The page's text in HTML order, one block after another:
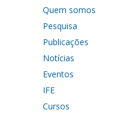
Quem somos
Pesquisa
Publicações
Notícias
Eventos
IFE
Cursos